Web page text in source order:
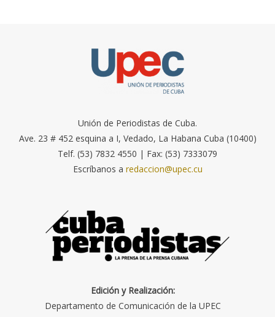
Unión de Periodistas de Cuba.
Ave. 23 # 452 esquina a I, Vedado, La Habana Cuba (10400)
Telf. (53) 7832 4550 | Fax: (53) 7333079
Escríbanos a redaccion@upec.cu
Edición y Realización:
Departamento de Comunicación de la UPEC